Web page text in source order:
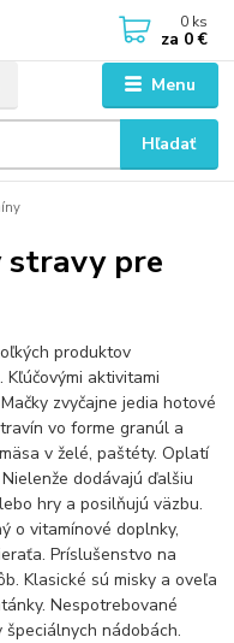
Menu
Hľadať
0 ks
za 0 €
pre
produktov
aktivitami
zvyčajne jedia hotové
vo forme granúl a
v želé, paštéty. Oplatí
dodávajú ďalšiu
hry a posilňujú väzbu.
o vitamínové doplnky,
Príslušenstvo na
Klasické sú misky a oveľa
Nespotrebované
nádobách.